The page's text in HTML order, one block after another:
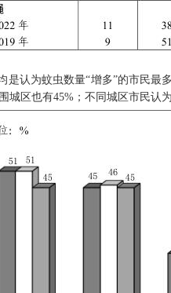
是认为蚊虫数量“增多”的市民
区也有45%；不同城区市民认